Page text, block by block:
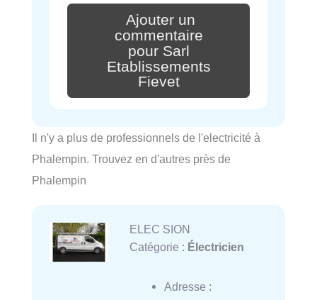
Ajouter un
commentaire
pour Sarl
Etablissements
Fievet
Il n'y a plus de professionnels de l'electricité à
Phalempin. Trouvez en d'autres près de
Phalempin
ELEC SION
Catégorie : Électricien
Adresse :